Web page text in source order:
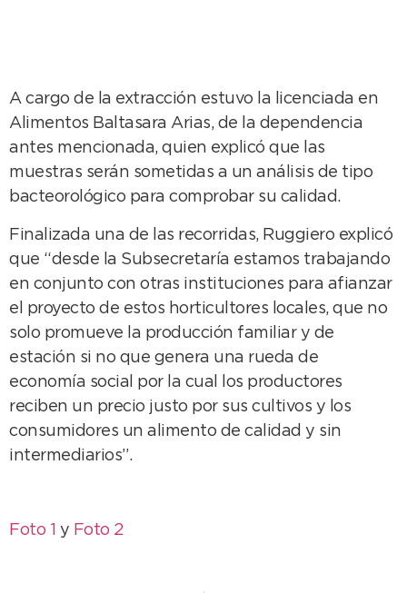
A cargo de la extracción estuvo la licenciada en
Alimentos Baltasara Arias, de la dependencia
antes mencionada, quien explicó que las
muestras serán sometidas a un análisis de tipo
bacteorológico para comprobar su calidad.
Finalizada una de las recorridas, Ruggiero explicó
que “desde la Subsecretaría estamos trabajando
en conjunto con otras instituciones para afianzar
el proyecto de estos horticultores locales, que no
solo promueve la producción familiar y de
estación si no que genera una rueda de
economía social por la cual los productores
reciben un precio justo por sus cultivos y los
consumidores un alimento de calidad y sin
intermediarios”.
Foto 1 y Foto 2